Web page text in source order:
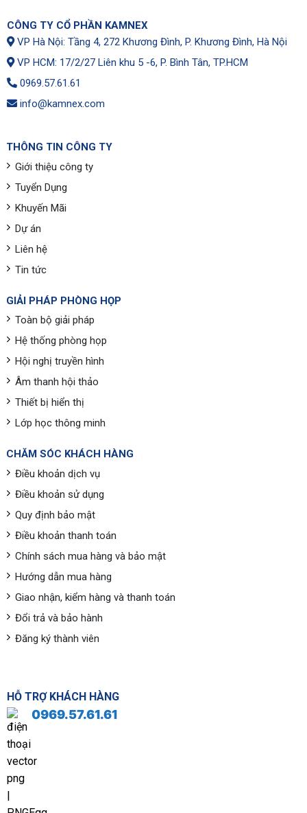
CÔNG TY CỔ PHẦN KAMNEX
VP Hà Nội: Tầng 4, 272 Khương Đình, P. Khương Đình, Hà Nội
VP HCM: 17/2/27 Liên khu 5 -6, P. Bình Tân, TP.HCM
0969.57.61.61
info@kamnex.com
THÔNG TIN CÔNG TY
Giới thiệu công ty
Tuyển Dụng
Khuyến Mãi
Dự án
Liên hệ
Tin tức
GIẢI PHÁP PHÒNG HỌP
Toàn bộ giải pháp
Hệ thống phòng họp
Hội nghị truyền hình
Âm thanh hội thảo
Thiết bị hiển thị
Lớp học thông minh
CHĂM SÓC KHÁCH HÀNG
Điều khoản dịch vụ
Điều khoản sử dụng
Quy định bảo mật
Điều khoản thanh toán
Chính sách mua hàng và bảo mật
Hướng dẫn mua hàng
Giao nhận, kiểm hàng và thanh toán
Đổi trả và bảo hành
Đăng ký thành viên
HỖ TRỢ KHÁCH HÀNG
0969.57.61.61